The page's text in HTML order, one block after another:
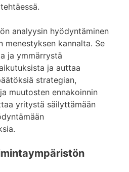
analyysin hyödyntäminen
menestyksen kannalta. Se
ja ymmärrystä
ja auttaa
strategian,
muutosten ennakoinnin
yritystä säilyttämään